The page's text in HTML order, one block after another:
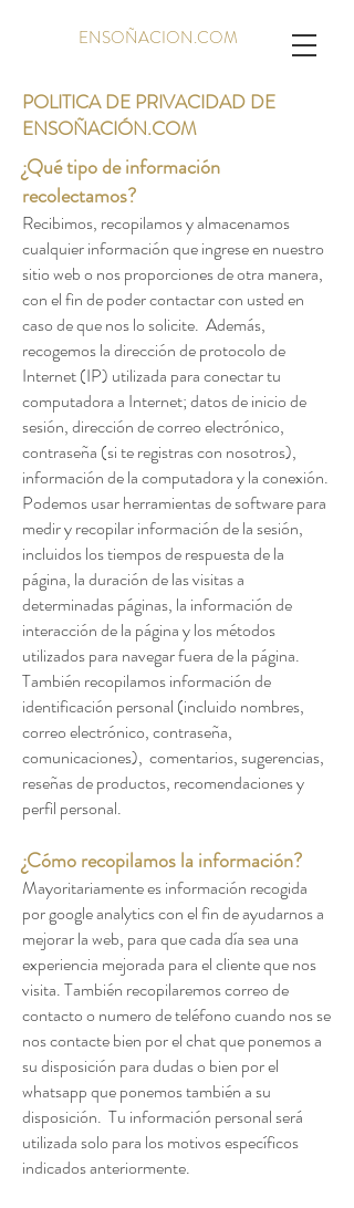
ENSOÑACION.COM
POLITICA DE PRIVACIDAD DE
ENSOÑACIÓN.COM
¿Qué tipo de información
recolectamos?
Recibimos, recopilamos y almacenamos
cualquier información que ingrese en nuestro
sitio web o nos proporciones de otra manera,
con el fin de poder contactar con usted en
caso de que nos lo solicite. Además,
recogemos la dirección de protocolo de
Internet (IP) utilizada para conectar tu
computadora a Internet; datos de inicio de
sesión, dirección de correo electrónico,
contraseña (si te registras con nosotros),
información de la computadora y la conexión.
Podemos usar herramientas de software para
medir y recopilar información de la sesión,
incluidos los tiempos de respuesta de la
página, la duración de las visitas a
determinadas páginas, la información de
interacción de la página y los métodos
utilizados para navegar fuera de la página.
También recopilamos información de
identificación personal (incluido nombres,
correo electrónico, contraseña,
comunicaciones), comentarios, sugerencias,
reseñas de productos, recomendaciones y
perfil personal.
¿Cómo recopilamos la información?
Mayoritariamente es información recogida
por google analytics con el fin de ayudarnos a
mejorar la web, para que cada día sea una
experiencia mejorada para el cliente que nos
visita. También recopilaremos correo de
contacto o numero de teléfono cuando nos se
nos contacte bien por el chat que ponemos a
su disposición para dudas o bien por el
whatsapp que ponemos también a su
disposición. Tu información personal será
utilizada solo para los motivos específicos
indicados anteriormente.